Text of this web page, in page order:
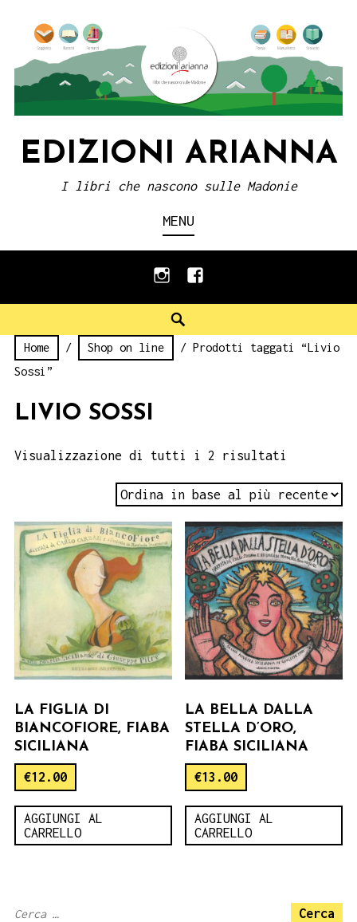
content
EDIZIONI ARIANNA
I libri che nascono sulle Madonie
MENU
instagramfacebook
Home / Shop on line
/ Prodotti taggati “Livio
Sossi”
LIVIO SOSSI
Visualizzazione di tutti i 2 risultati
LA FIGLIA DI
BIANCOFIORE, FIABA
SICILIANA
€12.00
AGGIUNGI AL
CARRELLO
LA BELLA DALLA
STELLA D’ORO,
FIABA SICILIANA
€13.00
AGGIUNGI AL
CARRELLO
Ricerca